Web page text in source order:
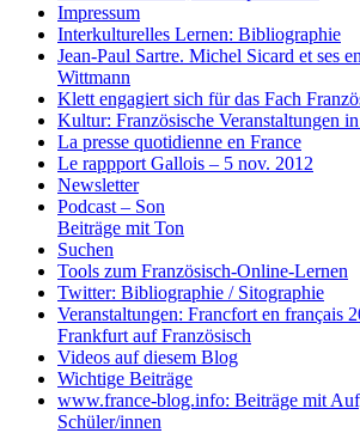
Impressum
Interkulturelles Lernen: Bibliographie
Jean-Paul Sartre. Michel Sicard et ses
Wittmann
Klett engagiert sich für das Fach
Kultur: Französische Veranstaltungen
La presse quotidienne en France
Le rappport Gallois – 5 nov. 2012
Newsletter
Podcast – Son
Beiträge mit Ton
Suchen
Tools zum Französisch-Online-Lernen
Twitter: Bibliographie / Sitographie
Veranstaltungen: Francfort en français
Frankfurt auf Französisch
Videos auf diesem Blog
Wichtige Beiträge
www.france-blog.info: Beiträge mit
Schüler/innen